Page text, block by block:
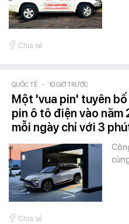
Chia sẻ
QUỐC TẾ - 10 GIỜ TRƯỚC
Một 'vua pin' tuyên
pin ô tô điện vào năm
mỗi ngày chỉ với 3
Chia sẻ